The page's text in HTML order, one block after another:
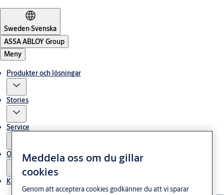
Sweden·Svenska
ASSA ABLOY Group
Meny
Produkter och lösningar
Stories
Service
Om oss
Kontakta oss
Meddela oss om du gillar
cookies
Genom att acceptera cookies godkänner du att vi sparar